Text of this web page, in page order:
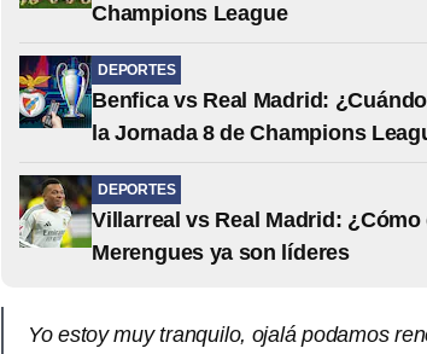
Champions League
DEPORTES
Benfica vs Real Madrid:
la Jornada 8 de Champions
DEPORTES
Villarreal vs Real Madrid:
Merengues ya son líderes
Yo estoy muy tranquilo, ojalá podamos